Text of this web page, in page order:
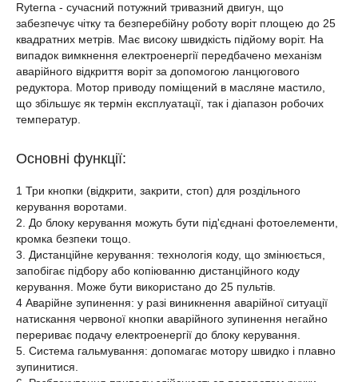
Ryterna - сучасний потужний тривазний двигун, що
забезпечує чітку та безперебійну роботу воріт площею до 25
квадратних метрів. Має високу швидкість підйому воріт. На
випадок вимкнення електроенергії передбачено механізм
аварійного відкриття воріт за допомогою ланцюгового
редуктора. Мотор приводу поміщений в масляне мастило,
що збільшує як термін експлуатації, так і діапазон робочих
температур.
Основні функції:
1 Три кнопки (відкрити, закрити, стоп) для роздільного
керування воротами.
2. До блоку керування можуть бути під'єднані фотоелементи,
кромка безпеки тощо.
3. Дистанційне керування: технологія коду, що змінюється,
запобігає підбору або копіюванню дистанційного коду
керування. Може бути використано до 25 пультів.
4 Аварійне зупинення: у разі виникнення аварійної ситуації
натискання червоної кнопки аварійного зупинення негайно
перериває подачу електроенергії до блоку керування.
5. Система гальмування: допомагає мотору швидко і плавно
зупинитися.